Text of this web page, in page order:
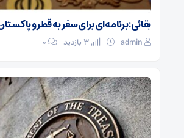
بقائی: برنامه‌ای برای سفر به قطر و
admin ۰